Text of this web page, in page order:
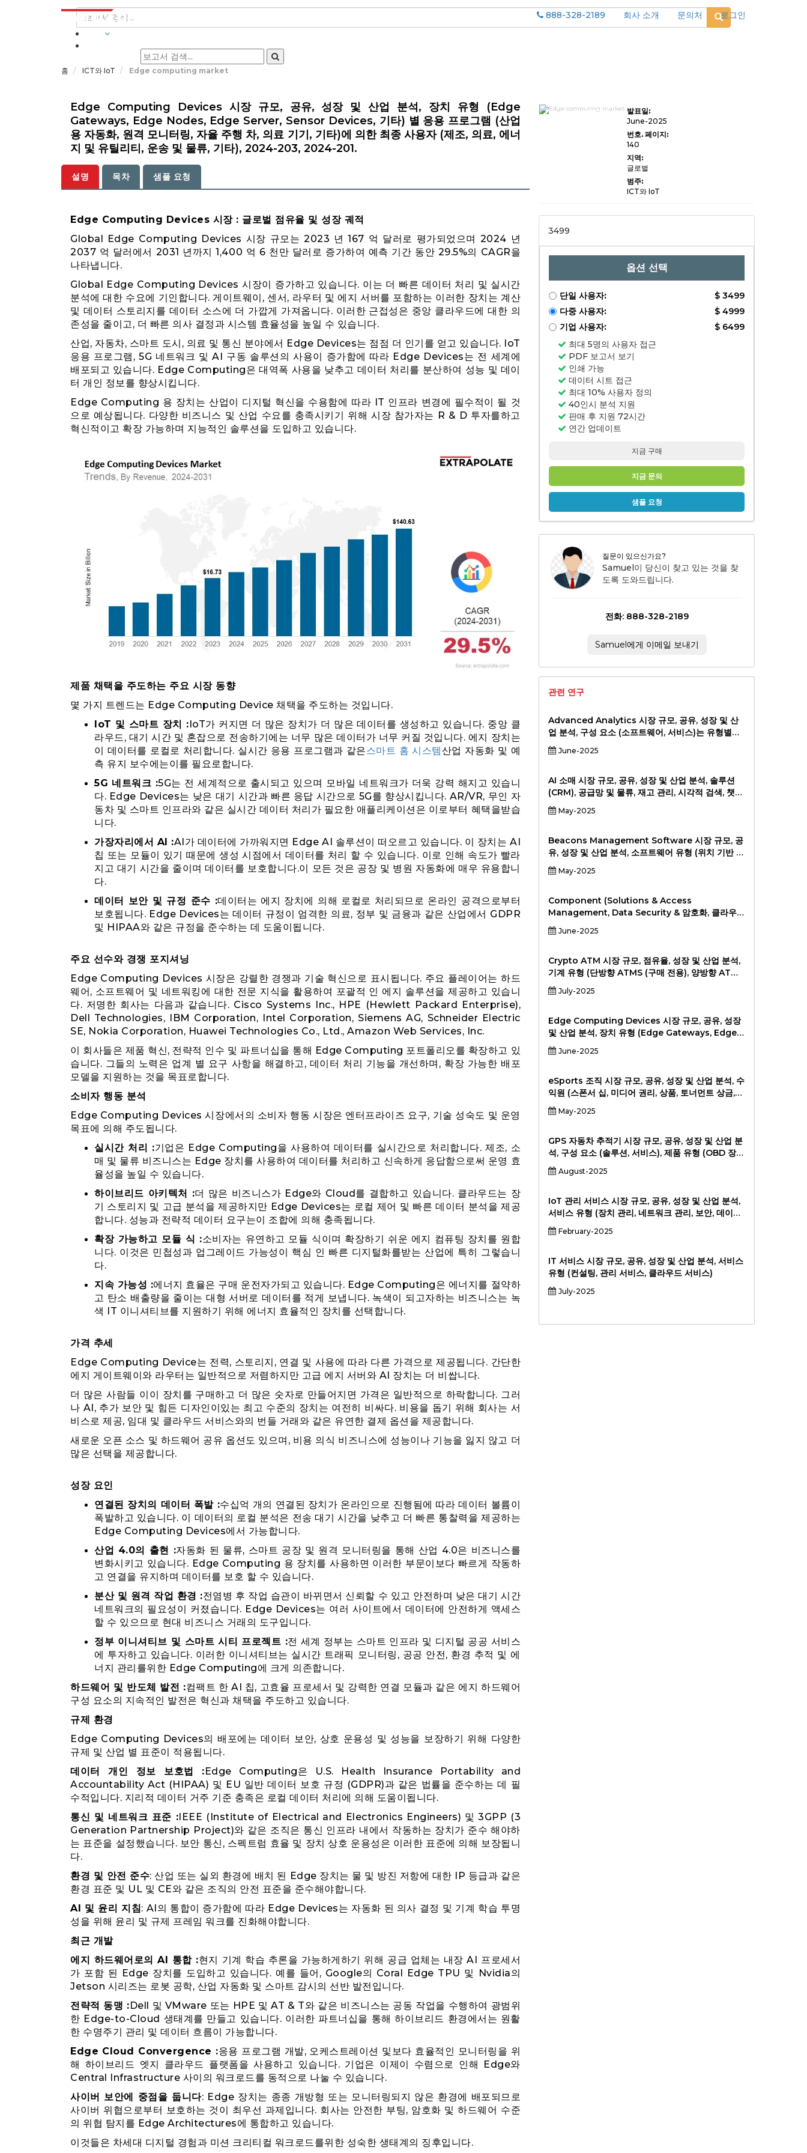
888-328-2189 회사 소개 문의처
로그인
홈 ICT와 IoT Edge computing market
Edge Computing Devices 시장 규모, 공유, 성장 및 산업 분석, 장치 유형 (Edge
Gateways, Edge Nodes, Edge Server, Sensor Devices, 기타) 별 응용 프로그램 (산업
용 자동화, 원격 모니터링, 자율 주행 차, 의료 기기, 기타)에 의한 최종 사용자 (제조, 의료, 에너
지 및 유틸리티, 운송 및 물류, 기타), 2024-203, 2024-201.
설명 목차 샘플 요청
Edge Computing Devices 시장 : 글로벌 점유율 및 성장 궤적
Global Edge Computing Devices 시장 규모는 2023 년 167 억 달러로 평가되었으며 2024 년
2037 억 달러에서 2031 년까지 1,400 억 6 천만 달러로 증가하여 예측 기간 동안 29.5%의 CAGR을
나타냅니다.
Global Edge Computing Devices 시장이 증가하고 있습니다. 이는 더 빠른 데이터 처리 및 실시간
분석에 대한 수요에 기인합니다. 게이트웨이, 센서, 라우터 및 에지 서버를 포함하는 이러한 장치는 계산
및 데이터 스토리지를 데이터 소스에 더 가깝게 가져옵니다. 이러한 근접성은 중앙 클라우드에 대한 의
존성을 줄이고, 더 빠른 의사 결정과 시스템 효율성을 높일 수 있습니다.
산업, 자동차, 스마트 도시, 의료 및 통신 분야에서 Edge Devices는 점점 더 인기를 얻고 있습니다. IoT
응용 프로그램, 5G 네트워크 및 AI 구동 솔루션의 사용이 증가함에 따라 Edge Devices는 전 세계에
배포되고 있습니다. Edge Computing은 대역폭 사용을 낮추고 데이터 처리를 분산하여 성능 및 데이
터 개인 정보를 향상시킵니다.
Edge Computing 용 장치는 산업이 디지털 혁신을 수용함에 따라 IT 인프라 변경에 필수적이 될 것
으로 예상됩니다. 다양한 비즈니스 및 산업 수요를 충족시키기 위해 시장 참가자는 R & D 투자를하고
혁신적이고 확장 가능하며 지능적인 솔루션을 도입하고 있습니다.
제품 채택을 주도하는 주요 시장 동향
몇 가지 트렌드는 Edge Computing Device 채택을 주도하는 것입니다.
IoT 및 스마트 장치 :IoT가 커지면 더 많은 장치가 더 많은 데이터를 생성하고 있습니다. 중앙 클
라우드, 대기 시간 및 혼잡으로 전송하기에는 너무 많은 데이터가 너무 커질 것입니다. 에지 장치는
이 데이터를 로컬로 처리합니다. 실시간 응용 프로그램과 같은스마트 홈 시스템산업 자동화 및 예
측 유지 보수에는이를 필요로합니다.
5G 네트워크 :5G는 전 세계적으로 출시되고 있으며 모바일 네트워크가 더욱 강력 해지고 있습니
다. Edge Devices는 낮은 대기 시간과 빠른 응답 시간으로 5G를 향상시킵니다. AR/VR, 무인 자
동차 및 스마트 인프라와 같은 실시간 데이터 처리가 필요한 애플리케이션은 이로부터 혜택을받습
니다.
가장자리에서 AI :AI가 데이터에 가까워지면 Edge AI 솔루션이 떠오르고 있습니다. 이 장치는 AI
칩 또는 모듈이 있기 때문에 생성 시점에서 데이터를 처리 할 수 ​​있습니다. 이로 인해 속도가 빨라
지고 대기 시간을 줄이며 데이터를 보호합니다.이 모든 것은 공장 및 병원 자동화에 매우 유용합니
다.
데이터 보안 및 규정 준수 :데이터는 에지 장치에 의해 로컬로 처리되므로 온라인 공격으로부터
보호됩니다. Edge Devices는 데이터 규정이 엄격한 의료, 정부 및 금융과 같은 산업에서 GDPR
및 HIPAA와 같은 규정을 준수하는 데 도움이됩니다.
주요 선수와 경쟁 포지셔닝
Edge Computing Devices 시장은 강렬한 경쟁과 기술 혁신으로 표시됩니다. 주요 플레이어는 하드
웨어, 소프트웨어 및 네트워킹에 대한 전문 지식을 활용하여 포괄적 인 에지 솔루션을 제공하고 있습니
다. 저명한 회사는 다음과 같습니다. Cisco Systems Inc., HPE (Hewlett Packard Enterprise),
Dell Technologies, IBM Corporation, Intel Corporation, Siemens AG, Schneider Electric
SE, Nokia Corporation, Huawei Technologies Co., Ltd., Amazon Web Services, Inc.
이 회사들은 제품 혁신, 전략적 인수 및 파트너십을 통해 Edge Computing 포트폴리오를 확장하고 있
습니다. 그들의 노력은 업계 별 요구 사항을 해결하고, 데이터 처리 기능을 개선하며, 확장 가능한 배포
모델을 지원하는 것을 목표로합니다.
소비자 행동 분석
Edge Computing Devices 시장에서의 소비자 행동 시장은 엔터프라이즈 요구, 기술 성숙도 및 운영
목표에 의해 주도됩니다.
실시간 처리 :기업은 Edge Computing을 사용하여 데이터를 실시간으로 처리합니다. 제조, 소
매 및 물류 비즈니스는 Edge 장치를 사용하여 데이터를 처리하고 신속하게 응답함으로써 운영 효
율성을 높일 수 있습니다.
하이브리드 아키텍처 :더 많은 비즈니스가 Edge와 Cloud를 결합하고 있습니다. 클라우드는 장
기 스토리지 및 고급 분석을 제공하지만 Edge Devices는 로컬 제어 및 빠른 데이터 분석을 제공
합니다. 성능과 전략적 데이터 요구는이 조합에 의해 충족됩니다.
확장 가능하고 모듈 식 :소비자는 유연하고 모듈 식이며 확장하기 쉬운 에지 컴퓨팅 장치를 원합
니다. 이것은 민첩성과 업그레이드 가능성이 핵심 인 빠른 디지털화를받는 산업에 특히 그렇습니
다.
지속 가능성 :에너지 효율은 구매 운전자가되고 있습니다. Edge Computing은 에너지를 절약하
고 탄소 배출량을 줄이는 대형 서버로 데이터를 적게 보냅니다. 녹색이 되고자하는 비즈니스는 녹
색 IT 이니셔티브를 지원하기 위해 에너지 효율적인 장치를 선택합니다.
가격 추세
Edge Computing Device는 전력, 스토리지, 연결 및 사용에 따라 다른 가격으로 제공됩니다. 간단한
에지 게이트웨이와 라우터는 일반적으로 저렴하지만 고급 에지 서버와 AI 장치는 더 비쌉니다.
더 많은 사람들 이이 장치를 구매하고 더 많은 숫자로 만들어지면 가격은 일반적으로 하락합니다. 그러
나 AI, 추가 보안 및 힘든 디자인이있는 최고 수준의 장치는 여전히 비싸다. 비용을 돕기 위해 회사는 서
비스로 제공, 임대 및 클라우드 서비스와의 번들 거래와 같은 유연한 결제 옵션을 제공합니다.
새로운 오픈 소스 및 하드웨어 공유 옵션도 있으며, 비용 의식 비즈니스에 성능이나 기능을 잃지 않고 더
많은 선택을 제공합니다.
성장 요인
연결된 장치의 데이터 폭발 :수십억 개의 연결된 장치가 온라인으로 진행됨에 따라 데이터 볼륨이
폭발하고 있습니다. 이 데이터의 로컬 분석은 전송 대기 시간을 낮추고 더 빠른 통찰력을 제공하는
Edge Computing Devices에서 가능합니다.
산업 4.0의 출현 :자동화 된 물류, 스마트 공장 및 원격 모니터링을 통해 산업 4.0은 비즈니스를
변화시키고 있습니다. Edge Computing 용 장치를 사용하면 이러한 부문이보다 빠르게 작동하
고 연결을 유지하며 데이터를 보호 할 수 있습니다.
분산 및 원격 작업 환경 :전염병 후 작업 습관이 바뀌면서 신뢰할 수 있고 안전하며 낮은 대기 시간
네트워크의 필요성이 커졌습니다. Edge Devices는 여러 사이트에서 데이터에 안전하게 액세스
할 수 있으므로 현대 비즈니스 거래의 도구입니다.
정부 이니셔티브 및 스마트 시티 프로젝트 :전 세계 정부는 스마트 인프라 및 디지털 공공 서비스
에 투자하고 있습니다. 이러한 이니셔티브는 실시간 트래픽 모니터링, 공공 안전, 환경 추적 및 에
너지 관리를위한 Edge Computing에 크게 의존합니다.
하드웨어 및 반도체 발전 :컴팩트 한 AI 칩, 고효율 프로세서 및 강력한 연결 모듈과 같은 에지 하드웨어
구성 요소의 지속적인 발전은 혁신과 채택을 주도하고 있습니다.
규제 환경
Edge Computing Devices의 배포에는 데이터 보안, 상호 운용성 및 성능을 보장하기 위해 다양한
규제 및 산업 별 표준이 적용됩니다.
데이터 개인 정보 보호법 :Edge Computing은 U.S. Health Insurance Portability and
Accountability Act (HIPAA) 및 EU 일반 데이터 보호 규정 (GDPR)과 같은 법률을 준수하는 데 필
수적입니다. 지리적 데이터 거주 기준 충족은 로컬 데이터 처리에 의해 도움이됩니다.
통신 및 네트워크 표준 :IEEE (Institute of Electrical and Electronics Engineers) 및 3GPP (3
Generation Partnership Project)와 같은 조직은 통신 인프라 내에서 작동하는 장치가 준수 해야하
는 표준을 설정했습니다. 보안 통신, 스펙트럼 효율 및 장치 상호 운용성은 이러한 표준에 의해 보장됩니
다.
환경 및 안전 준수: 산업 또는 실외 환경에 배치 된 Edge 장치는 물 및 방진 저항에 대한 IP 등급과 같은
환경 표준 및 UL 및 CE와 같은 조직의 안전 표준을 준수해야합니다.
AI 및 윤리 지침: AI의 통합이 증가함에 따라 Edge Devices는 자동화 된 의사 결정 및 기계 학습 투명
성을 위해 윤리 및 규제 프레임 워크를 진화해야합니다.
최근 개발
에지 하드웨어로의 AI 통합 :현지 기계 학습 추론을 가능하게하기 위해 공급 업체는 내장 AI 프로세서
가 포함 된 Edge 장치를 도입하고 있습니다. 예를 들어, Google의 Coral Edge TPU 및 Nvidia의
Jetson 시리즈는 로봇 공학, 산업 자동화 및 스마트 감시의 선반 발전입니다.
전략적 동맹 :Dell 및 VMware 또는 HPE 및 AT & T와 같은 비즈니스는 공동 작업을 수행하여 광범위
한 Edge-to-Cloud 생태계를 만들고 있습니다. 이러한 파트너십을 통해 하이브리드 환경에서는 원활
한 수명주기 관리 및 데이터 흐름이 가능합니다.
Edge Cloud Convergence :응용 프로그램 개발, 오케스트레이션 및보다 효율적인 모니터링을 위
해 하이브리드 엣지 클라우드 플랫폼을 사용하고 있습니다. 기업은 이제이 수렴으로 인해 Edge와
Central Infrastructure 사이의 워크로드를 동적으로 나눌 수 있습니다.
사이버 보안에 중점을 둡니다: Edge 장치는 종종 개방형 또는 모니터링되지 않은 환경에 배포되므로
사이버 위협으로부터 보호하는 것이 최우선 과제입니다. 회사는 안전한 부팅, 암호화 및 하드웨어 수준
의 위협 탐지를 Edge Architectures에 통합하고 있습니다.
이것들은 차세대 디지털 경험과 미션 크리티컬 워크로드를위한 성숙한 생태계의 징후입니다.
Edge Computing
Devices 시장 규모,
너지 및 유틸리티, 운송
203, 2024-201.
발표일:
June-2025
번호. 페이지:
140
지역:
글로벌
범주:
ICT와 IoT
3499
옵션 선택
단일 사용자:
$ 3499
다중 사용자:
$ 4999
기업 사용자:
$ 6499
최대 5명의 사용자 접근
PDF 보고서 보기
인쇄 가능
데이터 시트 접근
최대 10% 사용자 정의
40인시 분석 지원
판매 후 지원 72시간
연간 업데이트
지금 구매
지금 문의
샘플 요청
질문이 있으신가요?
Samuel이 당신이 찾고 있는 것을 찾
도록 도와드립니다.
전화: 888-328-2189
Samuel에게 이메일 보내기
관련 연구
Advanced Analytics 시장 규모, 공유, 성장 및 산
업 분석, 구성 요소 (소프트웨어, 서비스)는 유형별
(예측 분석, 처방 분석, 진단 분석, 서술 분석) 별 배포
(온 프레미스, 클라우드) 별 (소매 및 전자 상거래, 건
레미스, 클라우드)에 의한 (소프트웨어, 서비스).
June-2025
AI 소매 시장 규모, 공유, 성장 및 산업 분석, 솔루션
(CRM), 공급망 및 물류, 재고 관리, 시각적 검색, 챗봇,
가격 최적화), 기술 학습, 자연 언어 처리 (NLP), 컴퓨
터 비전, 상황-인식 컴퓨팅), Application (Cloud
Customer Track, Strading, Strading,
Stracking, Stracking, Stracking, Stracking,
Stracking, Stracking, Stracking, Stracking,
Stracking, Stracking, Strading, Stracking. 분
May-2025
Beacons Management Software 시장 규모, 공
유, 성장 및 산업 분석, 소프트웨어 유형 (위치 기반 마
케팅 소프트웨어, 자산 관리 소프트웨어, 근접 분석 소
프트웨어) 별 (소매, 의료, 환대, 물류, 부동산, 기타) 및
2024-2031.
May-2025
Component (Solutions & Access
Management, Data Security & 암호화, 클라우드
보안, 네트워크 보안, 엔드 포인트 보안, 웹 보안, 응용
프로그램 보안 및 기타), 배치 (클라우드 기반 및 온
수직 (BFSI, IT & Telecommunication, Locallic,
Healthcare, Goperation & Governing,
Manufacturing & Governing, Manufachion,
Manuface 및 기타). 지능, 포괄적 인 분석, 과거 데
June-2025
Crypto ATM 시장 규모, 점유율, 성장 및 산업 분석,
기계 유형 (단방향 ATMS (구매 전용), 양방향 ATM
(구매 및 판매) 별 Cryptocurrency (Bitcoin,
Ethereum, Litecoin, 기타) 별 위치 유형 (소매점,
2024-2031.
July-2025
Edge Computing Devices 시장 규모, 공유, 성장
및 산업 분석, 장치 유형 (Edge Gateways, Edge
Nodes, Edge Server, Sensor Devices, 기타) 별
응용 프로그램 (산업용 자동화, 원격 모니터링, 자율
의료, 에너지 및 유틸리티, 운송 및 물류, 기타),
2024-203, 2024-201.
June-2025
eSports 조직 시장 규모, 공유, 성장 및 산업 분석, 수
익원 (스폰서 십, 미디어 권리, 상품, 토너먼트 상금,
콘텐츠 제작) 별 게임 장르 (Moba, FPS, Battle
Royale, Sports Simulation, Fighting, RT)의 플
소유, 엔터테인먼트 구성 및 지역 구성), 202-20-
20-202, 202-20-
May-2025
GPS 자동차 추적기 시장 규모, 공유, 성장 및 산업 분
석, 구성 요소 (솔루션, 서비스), 제품 유형 (OBD 장
치, 독립형 추적기, 고급 추적기) 별 응용 프로그램 (개
별 차량, 차량 관리, 상용 차량, 법 집행)별로 (물류 회
역 분석, 2024-2031.
August-2025
IoT 관리 서비스 시장 규모, 공유, 성장 및 산업 분석,
서비스 유형 (장치 관리, 네트워크 관리, 보안, 데이터
분석, 기타), 최종 사용자 산업 (제조, 의료, 소매, 에너
지, 자동차, 물류, 기타), 배포 모드 (클라우드 기반, 온
February-2025
IT 서비스 시장 규모, 공유, 성장 및 산업 분석, 서비스
유형 (컨설팅, 관리 서비스, 클라우드 서비스)
July-2025